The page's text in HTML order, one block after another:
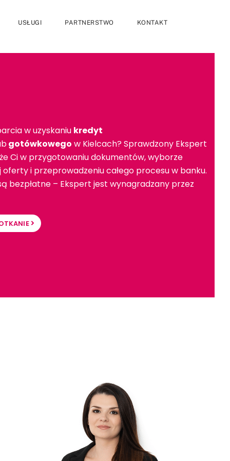
USŁUGI PARTNERSTWO KONTAKT
w uzyskaniu kredyt
gotówkowego w Kielcach? Sprawdzony Ekspert
Ci w przygotowaniu dokumentów, wyborze
oferty i przeprowadzeniu całego procesu w banku.
bezpłatne – Ekspert jest wynagradzany przez